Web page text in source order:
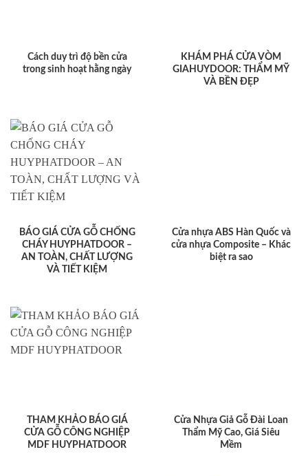
Cách duy trì độ bền cửa
trong sinh hoạt hằng ngày
KHÁM PHÁ CỬA VÒM
GIAHUYDOOR: THẨM MỸ
VÀ BỀN ĐẸP
BÁO GIÁ CỬA GỖ CHỐNG
CHÁY HUYPHATDOOR –
AN TOÀN, CHẤT LƯỢNG
VÀ TIẾT KIỆM
Cửa nhựa ABS Hàn Quốc và
cửa nhựa Composite – Khác
biệt ra sao
THAM KHẢO BÁO GIÁ
CỬA GỖ CÔNG NGHIỆP
MDF HUYPHATDOOR
Cửa Nhựa Giả Gỗ Đài Loan
Thẩm Mỹ Cao, Giá Siêu
Mềm